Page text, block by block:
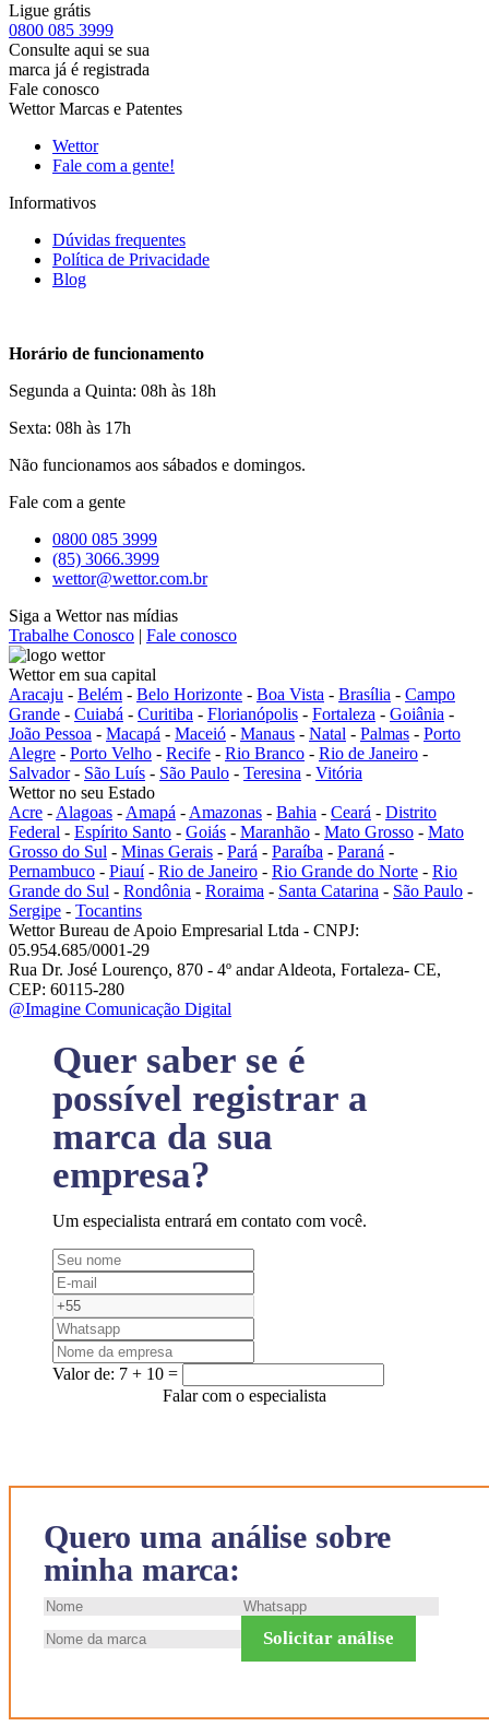
Quero uma análise sobre
minha marca:
Solicitar análise
Ligue grátis
0800 085 3999
Consulte aqui se sua
marca já é registrada
Fale conosco
Wettor Marcas e Patentes
Wettor
Fale com a gente!
Informativos
Dúvidas frequentes
Política de Privacidade
Blog
Horário de funcionamento
Segunda a Quinta: 08h às 18h
Sexta: 08h às 17h
Não funcionamos aos sábados e domingos.
Fale com a gente
0800 085 3999
(85) 3066.3999
wettor@wettor.com.br
Siga a Wettor nas mídias
Trabalhe Conosco | Fale conosco
Wettor em sua capital
Aracaju - Belém - Belo Horizonte - Boa Vista - Brasília - Campo
Grande - Cuiabá - Curitiba - Florianópolis - Fortaleza - Goiânia -
João Pessoa - Macapá - Maceió - Manaus - Natal - Palmas - Porto
Alegre - Porto Velho - Recife - Rio Branco - Rio de Janeiro -
Salvador- São Luís - São Paulo - Teresina - Vitória
Wettor no seu Estado
Acre - Alagoas - Amapá - Amazonas - Bahia - Ceará - Distrito
Federal - Espírito Santo - Goiás - Maranhão - Mato Grosso - Mato
Grosso do Sul - Minas Gerais - Pará - Paraíba - Paraná -
Pernambuco - Piauí- Rio de Janeiro - Rio Grande do Norte - Rio
Grande do Sul - Rondônia - Roraima - Santa Catarina - São Paulo -
Sergipe - Tocantins
Wettor Bureau de Apoio Empresarial Ltda - CNPJ:
05.954.685/0001-29
Rua Dr. José Lourenço, 870 - 4º andar Aldeota, Fortaleza- CE,
CEP: 60115-280
@Imagine Comunicação Digital
Quer saber se é
possível registrar a
marca da sua
empresa?
Um especialista entrará em contato com você.
Valor de: 7 + 10 =
Falar com o especialista